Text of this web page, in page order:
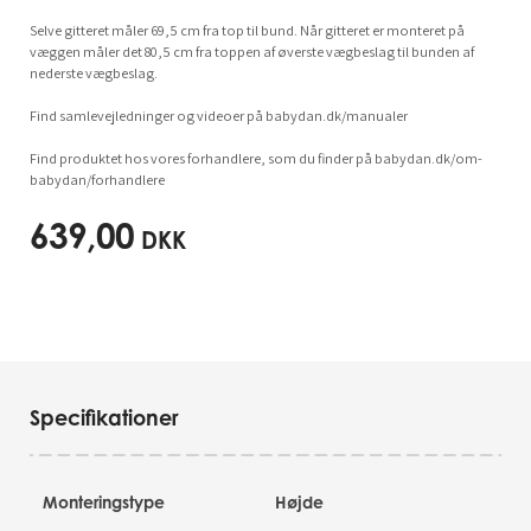
Selve gitteret måler 69,5 cm fra top til bund. Når gitteret er monteret på
væggen måler det 80,5 cm fra toppen af øverste vægbeslag til bunden af
nederste vægbeslag.
Find samlevejledninger og videoer på babydan.dk/manualer
Find produktet hos vores forhandlere, som du finder på babydan.dk/om-
babydan/forhandlere
639,00 DKK
Specifikationer
Monteringstype Højde